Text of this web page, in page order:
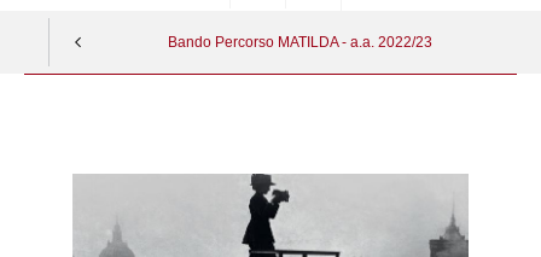
Bando Percorso MATILDA - a.a. 2022/23